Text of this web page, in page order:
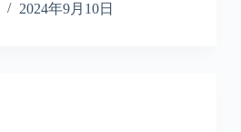
2024年9月10日